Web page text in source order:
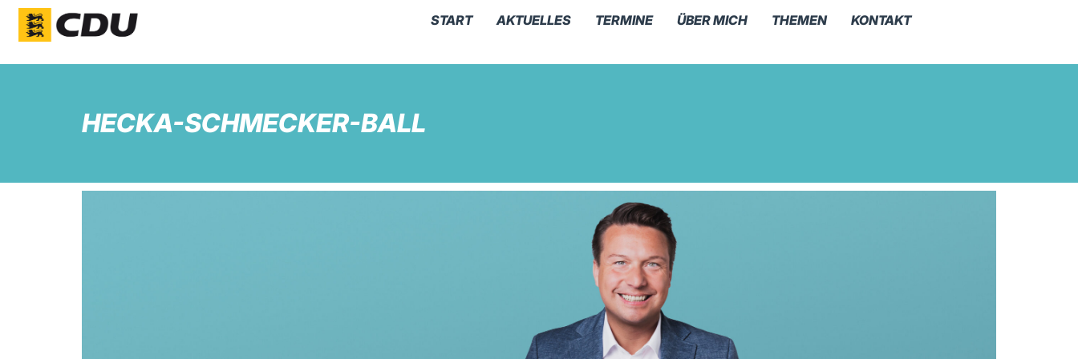
START AKTUELLES TERMINE ÜBER MICH THEMEN KONTAKT
HECKA-SCHMECKER-BALL